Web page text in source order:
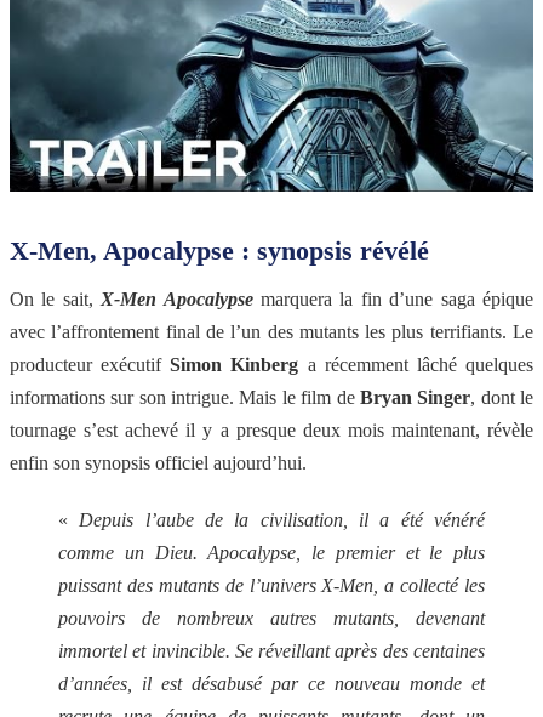
X-Men, Apocalypse : synopsis révélé
On le sait, X-Men Apocalypsemarquera la fin d’une saga épique
avec l’affrontement final de l’un des mutants les plus terrifiants. Le
producteur exécutifSimon Kinberg a récemment lâché quelques
informations sur son intrigue. Mais le film de Bryan Singer, dont le
tournage s’est achevé il y a presque deux mois maintenant, révèle
enfin son synopsis officiel aujourd’hui.
« Depuis l’aube de la civilisation, il a été vénéré
comme un Dieu. Apocalypse, le premier et le plus
puissant des mutants de l’univers X-Men, a collecté les
pouvoirs de nombreux autres mutants, devenant
immortel et invincible. Se réveillant après des centaines
d’années, il est désabusé par ce nouveau monde et